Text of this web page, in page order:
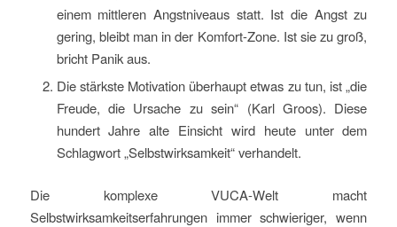
einem mittleren Angstniveaus statt. Ist die Angst zu
gering, bleibt man in der Komfort-Zone. Ist sie zu groß,
bricht Panik aus.
Die stärkste Motivation überhaupt etwas zu tun, ist „die
Freude, die Ursache zu sein“ (Karl Groos). Diese
hundert Jahre alte Einsicht wird heute unter dem
Schlagwort „Selbstwirksamkeit“ verhandelt.
Die komplexe VUCA-Welt macht
Selbstwirksamkeitserfahrungen immer schwieriger, wenn